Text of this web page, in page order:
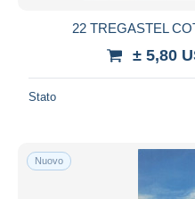
22 TREGASTEL
± 5,80
Stato
Nuovo